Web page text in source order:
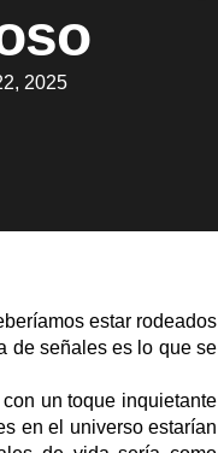
2025
estar rodeados
de señales es lo que se
un toque inquietante
en el universo estarían